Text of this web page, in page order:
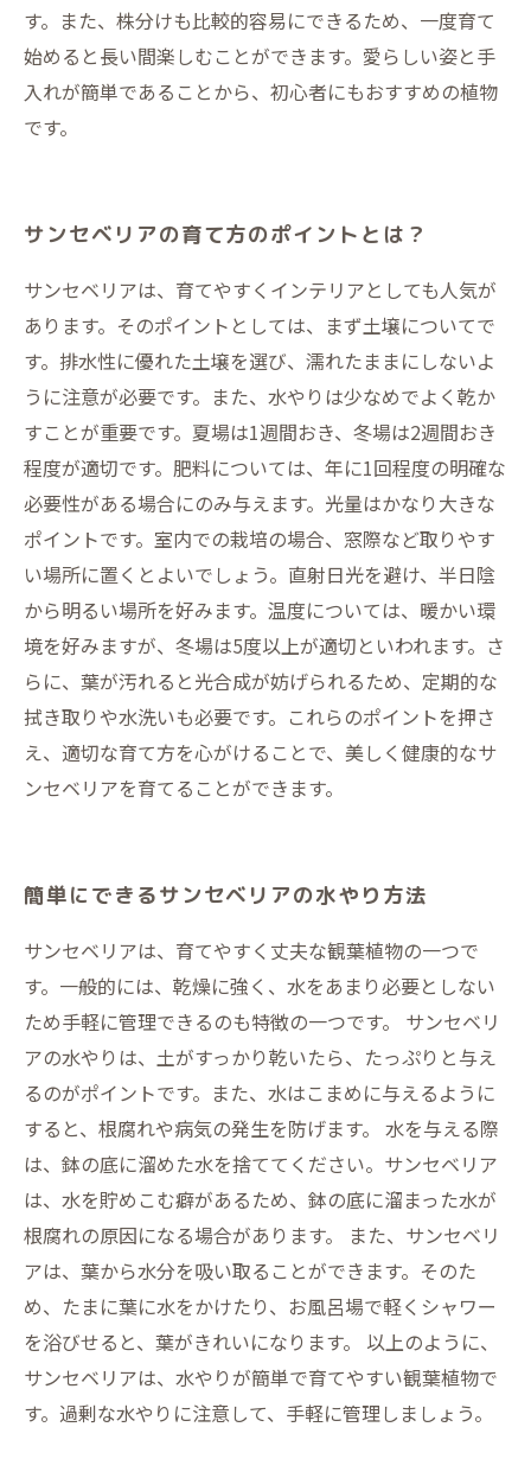
す。また、株分けも比較的容易にできるため、一度育て
始めると長い間楽しむことができます。愛らしい姿と手
入れが簡単であることから、初心者にもおすすめの植物
です。
サンセベリアの育て方のポイントとは？
サンセベリアは、育てやすくインテリアとしても人気が
あります。そのポイントとしては、まず土壌についてで
す。排水性に優れた土壌を選び、濡れたままにしないよ
うに注意が必要です。また、水やりは少なめでよく乾か
すことが重要です。夏場は1週間おき、冬場は2週間おき
程度が適切です。肥料については、年に1回程度の明確な
必要性がある場合にのみ与えます。光量はかなり大きな
ポイントです。室内での栽培の場合、窓際など取りやす
い場所に置くとよいでしょう。直射日光を避け、半日陰
から明るい場所を好みます。温度については、暖かい環
境を好みますが、冬場は5度以上が適切といわれます。さ
らに、葉が汚れると光合成が妨げられるため、定期的な
拭き取りや水洗いも必要です。これらのポイントを押さ
え、適切な育て方を心がけることで、美しく健康的なサ
ンセベリアを育てることができます。
簡単にできるサンセベリアの水やり方法
サンセベリアは、育てやすく丈夫な観葉植物の一つで
す。一般的には、乾燥に強く、水をあまり必要としない
ため手軽に管理できるのも特徴の一つです。 サンセベリ
アの水やりは、土がすっかり乾いたら、たっぷりと与え
るのがポイントです。また、水はこまめに与えるように
すると、根腐れや病気の発生を防げます。 水を与える際
は、鉢の底に溜めた水を捨ててください。サンセベリア
は、水を貯めこむ癖があるため、鉢の底に溜まった水が
根腐れの原因になる場合があります。 また、サンセベリ
アは、葉から水分を吸い取ることができます。そのた
め、たまに葉に水をかけたり、お風呂場で軽くシャワー
を浴びせると、葉がきれいになります。 以上のように、
サンセベリアは、水やりが簡単で育てやすい観葉植物で
す。過剰な水やりに注意して、手軽に管理しましょう。